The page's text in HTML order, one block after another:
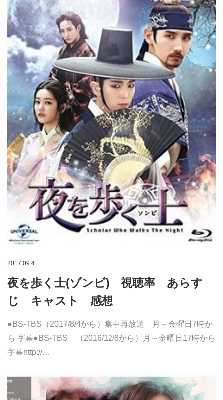
2017.09.4
夜を歩く士(ゾンビ) 視聴率 あらす
じ キャスト 感想
●BS-TBS（2017/8/4から）集中再放送 月～金曜日7時か
ら 字幕●BS-TBS （2016/12/8から）月～金曜日17時から
字幕http://…